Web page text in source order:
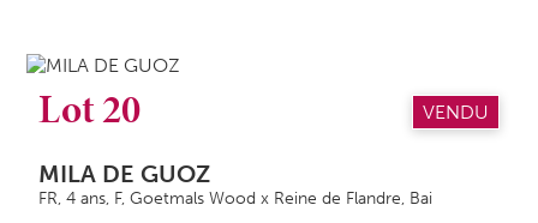
Lot 20 VENDU
MILA DE GUOZ
FR, 4 ans, F, Goetmals Wood x Reine de Flandre, Bai